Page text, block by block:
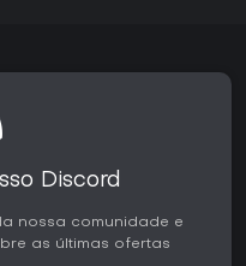
Discord
nossa comunidade e
as últimas ofertas